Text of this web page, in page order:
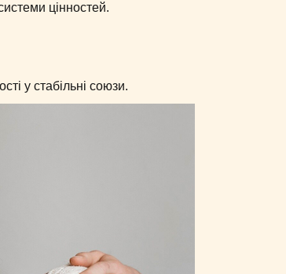
цінностей.
у стабільні союзи.